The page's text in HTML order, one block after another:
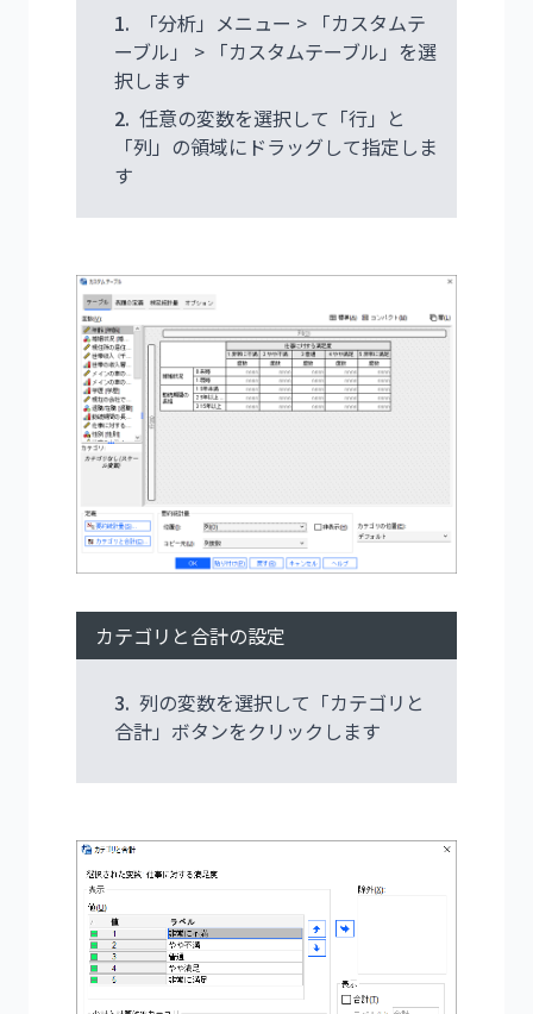
1.
「分析」メニュー > 「カスタムテ
ーブル」 > 「カスタムテーブル」を選
択します
2. 任意の変数を選択して「行」と
「列」の領域にドラッグして指定しま
す
カテゴリと合計の設定
3. 列の変数を選択して「カテゴリと
合計」ボタンをクリックします